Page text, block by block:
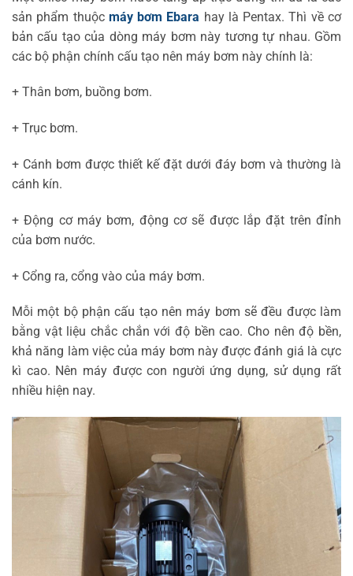
sản phẩm thuộc máy bơm Ebara hay là Pentax. Thì về cơ
bản cấu tạo của dòng máy bơm này tương tự nhau. Gồm
các bộ phận chính cấu tạo nên máy bơm này chính là:
+ Thân bơm, buồng bơm.
+ Trục bơm.
+ Cánh bơm được thiết kế đặt dưới đáy bơm và thường là
cánh kín.
+ Động cơ máy bơm, động cơ sẽ được lắp đặt trên đỉnh
của bơm nước.
+ Cổng ra, cổng vào của máy bơm.
Mỗi một bộ phận cấu tạo nên máy bơm sẽ đều được làm
bằng vật liệu chắc chắn với độ bền cao. Cho nên độ bền,
khả năng làm việc của máy bơm này được đánh giá là cực
kì cao. Nên máy được con người ứng dụng, sử dụng rất
nhiều hiện nay.